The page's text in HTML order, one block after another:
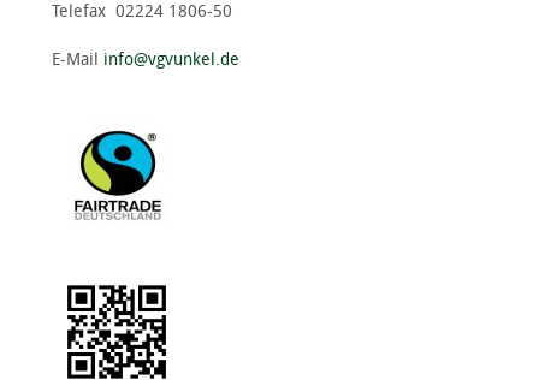
Telefax 02224 1806-50
E-Mail info@vgvunkel.de